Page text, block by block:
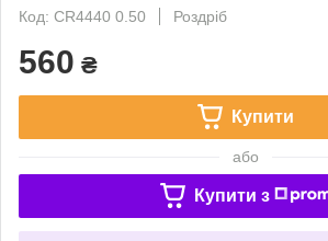
Код: CR4440 0.50
Роздріб
560 ₴
Купити
або
Купити з